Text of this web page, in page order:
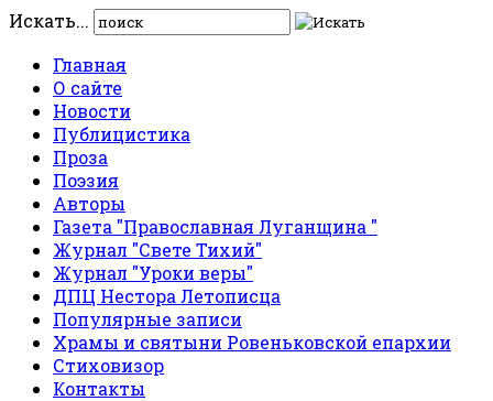
Искать...
Главная
О сайте
Новости
Публицистика
Проза
Поэзия
Авторы
Газета "Православная Луганщина "
Журнал "Свете Тихий"
Журнал "Уроки веры"
ДПЦ Нестора Летописца
Популярные записи
Храмы и святыни Ровеньковской епархии
Стиховизор
Контакты